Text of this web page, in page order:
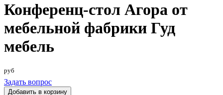
Конференц-стол Агора от
мебельной фабрики Гуд
мебель
руб
Задать вопрос